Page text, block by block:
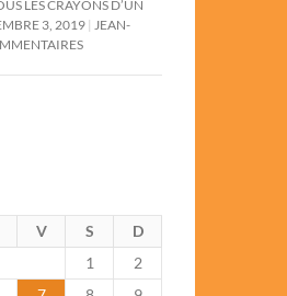
LES CRAYONS D’UN
3, 2019
JEAN-
V S
D
1
2